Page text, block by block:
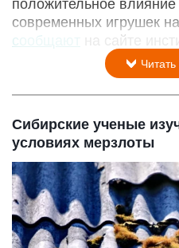
положительное
современных игрушек
сообщают
на сайте
Сибирские ученые
условиях мерзлоты